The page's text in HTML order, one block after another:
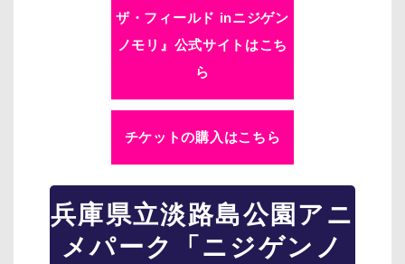
ザ・フィールド inニジゲン
ノモリ』公式サイトはこち
ら
チケットの購入はこちら
兵庫県立淡路島公園アニ
メパーク「ニジゲンノ